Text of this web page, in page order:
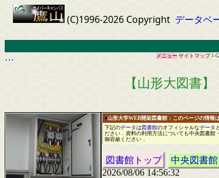
(C)1996-2026 Copyright データベ
…
メニュー サイトマップ J-
【山形大図書
●山形大学WEB開架図書館：このページの情報
下記のデータは 図書館のオフィシャルなデータ と
ださい ． 資料の利用方法についても中央図書館 ・
御容赦ください ．
図書館トップ 中央図書館
2026/08/06 14:56:32